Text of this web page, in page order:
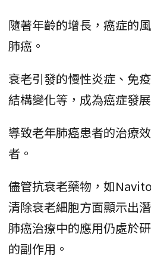
隨著年齡的增長，癌症的
肺癌。
衰老引發的慢性炎症、免
結構變化等，成為癌症發
導致老年肺癌患者的治療
者。
儘管抗衰老藥物，如
清除衰老細胞方面顯示出
肺癌治療中的應用仍處於
的副作用。